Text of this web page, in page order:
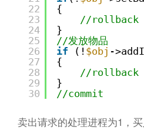
22
23
24
25
26
27
28
29
30
{
//rollback
}
//发放物品
if
(! $obj -
{
//rollback
}
//commit
卖出请求的处理进程为1，